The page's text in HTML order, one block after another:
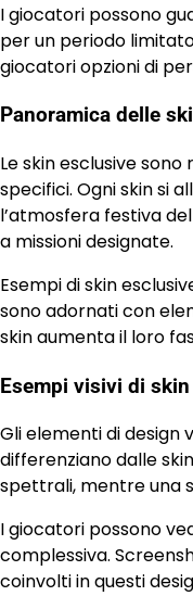
I giocatori possono
per un periodo
giocatori opzioni di
Panoramica delle
Le skin esclusive
specifici. Ogni skin si
l’atmosfera festiva
a missioni designate.
Esempi di skin
sono adornati con
skin aumenta il loro
Esempi visivi di
Gli elementi di design
differenziano dalle
spettrali, mentre una
I giocatori possono
complessiva.
coinvolti in questi